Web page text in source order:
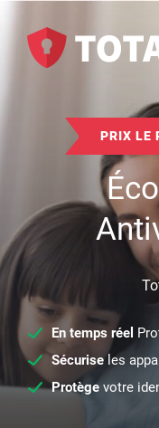
PRIX LE
En temps réel
Sécuriseles
Protège votre